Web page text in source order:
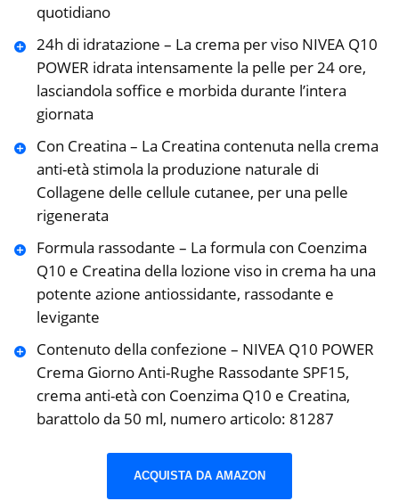
quotidiano
24h di idratazione – La crema per viso NIVEA Q10
POWER idrata intensamente la pelle per 24 ore,
lasciandola soffice e morbida durante l’intera
giornata
Con Creatina – La Creatina contenuta nella crema
anti-età stimola la produzione naturale di
Collagene delle cellule cutanee, per una pelle
rigenerata
Formula rassodante – La formula con Coenzima
Q10 e Creatina della lozione viso in crema ha una
potente azione antiossidante, rassodante e
levigante
Contenuto della confezione – NIVEA Q10 POWER
Crema Giorno Anti-Rughe Rassodante SPF15,
crema anti-età con Coenzima Q10 e Creatina,
barattolo da 50 ml, numero articolo: 81287
ACQUISTA DA AMAZON